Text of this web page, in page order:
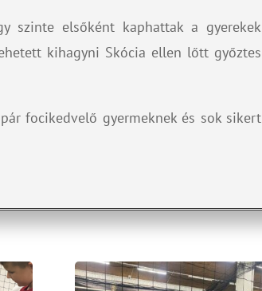
szinte elsőként kaphattak a gyerekek
kihagyni Skócia ellen lőtt győztes
focikedvelő gyermeknek és sok sikert